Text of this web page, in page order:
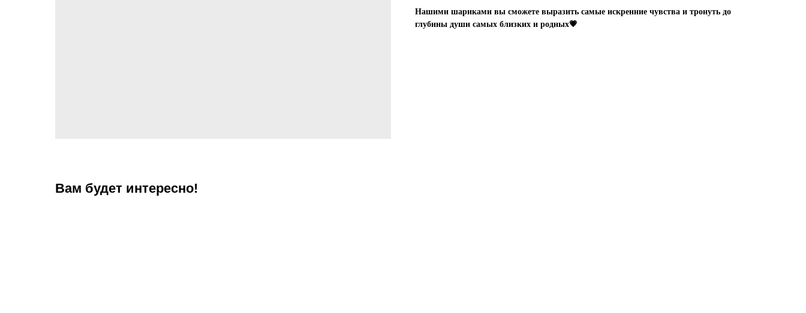
Нашими шариками вы сможете выразить самые искренние чувства и тронуть до
глубины души самых близких и родных💗
Вам будет интересно!